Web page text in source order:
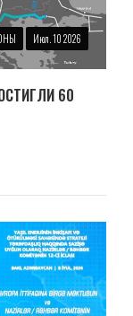
Июл. 10 2026
60